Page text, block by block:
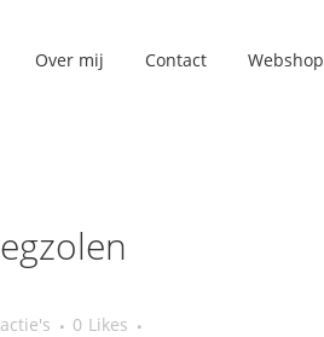
Over mij Contact Webshop
0 Likes